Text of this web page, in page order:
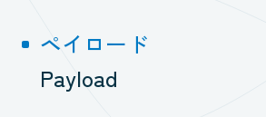
ペイロード
Payload